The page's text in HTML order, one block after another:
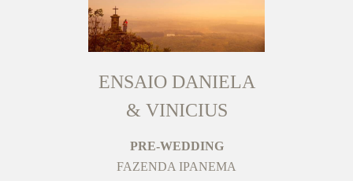
ENSAIO DANIELA
& VINICIUS
PRE-WEDDING
FAZENDA IPANEMA